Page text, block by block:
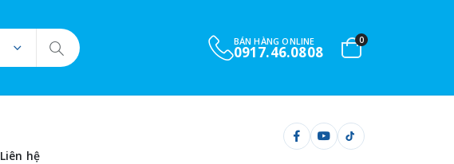
BÁN HÀNG ONLINE
0917.46.0808
0
Liên hệ